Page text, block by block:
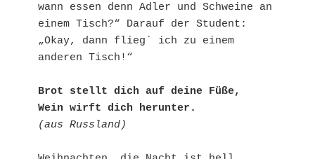
wann essen denn Adler und Schweine an
einem Tisch?“ Darauf der Student:
„Okay, dann flieg` ich zu einem
anderen Tisch!“
Brot stellt dich auf deine Füße,
Wein wirft dich herunter.
(aus Russland)